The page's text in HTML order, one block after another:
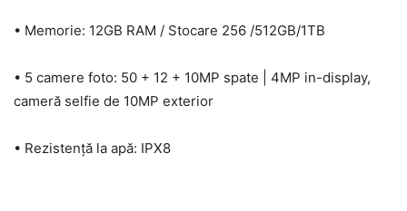
• Memorie: 12GB RAM / Stocare 256 /512GB/1TB
• 5 camere foto: 50 + 12 + 10MP spate | 4MP in-display,
cameră selfie de 10MP exterior
• Rezistență la apă: IPX8